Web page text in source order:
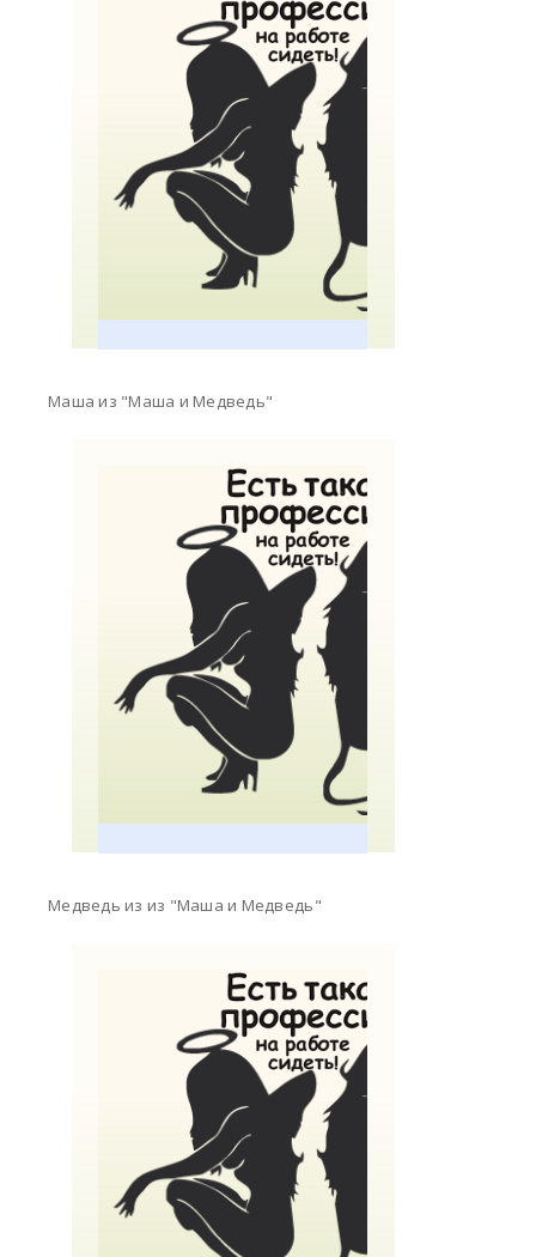
Маша из "Маша и Медведь"
Медведь из из "Маша и Медведь"